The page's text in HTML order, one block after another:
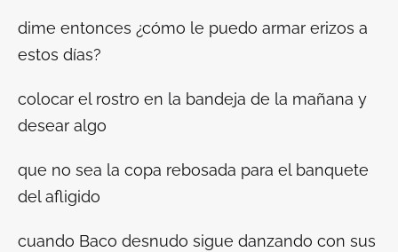
dime entonces ¿cómo le puedo armar erizos a
estos días?
colocar el rostro en la bandeja de la mañana y
desear algo
que no sea la copa rebosada para el banquete
del afligido
cuando Baco desnudo sigue danzando con sus